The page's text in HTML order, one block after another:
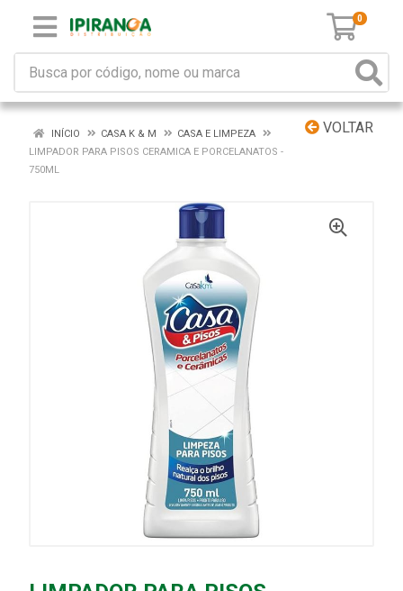
0
VOLTAR
INÍCIO CASA K & M
CASA E LIMPEZA
LIMPADOR PARA PISOS CERAMICA E PORCELANATOS -
750ML